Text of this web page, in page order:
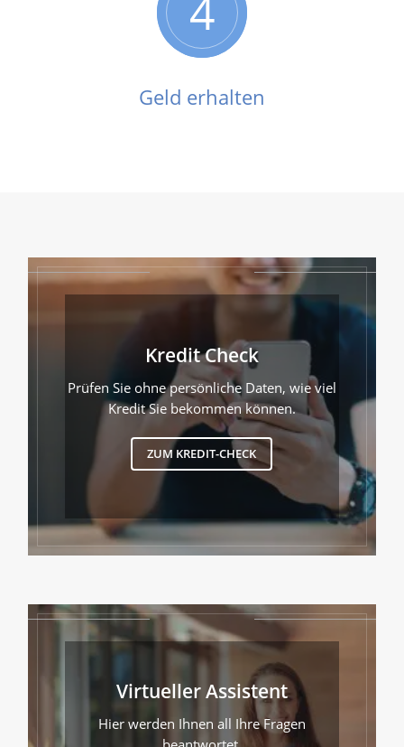
4
Geld erhalten
Kredit Check
Prüfen Sie ohne persönliche Daten, wie viel
Kredit Sie bekommen können.
ZUM KREDIT-CHECK
Virtueller Assistent
Hier werden Ihnen all Ihre Fragen